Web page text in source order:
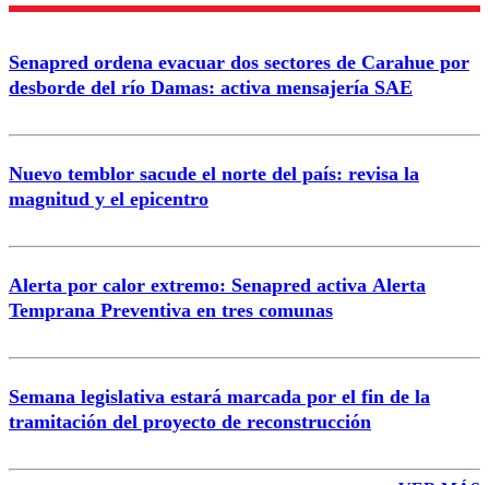
Enviar comentario
Senapred ordena evacuar dos sectores de Carahue por
desborde del río Damas: activa mensajería SAE
Nuevo temblor sacude el norte del país: revisa la
magnitud y el epicentro
Alerta por calor extremo: Senapred activa Alerta
Temprana Preventiva en tres comunas
Semana legislativa estará marcada por el fin de la
tramitación del proyecto de reconstrucción